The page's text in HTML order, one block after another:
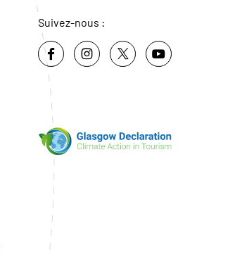
Suivez-nous :